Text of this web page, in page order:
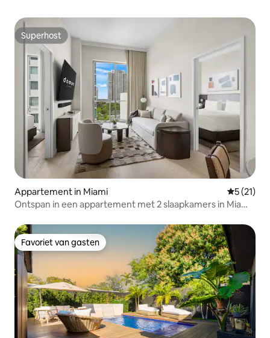
Superhost
Superhost
Appartement in Miami
5 (21)
Ontspan in een appartement met 2 slaapkamers in Miami,
Favoriet van gasten
Favoriet van gasten